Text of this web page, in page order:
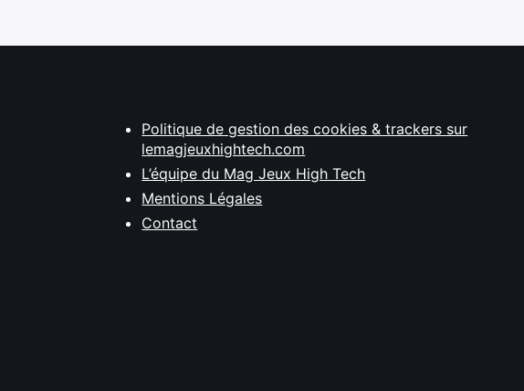
Politique de gestion des cookies & trackers sur
lemagjeuxhightech.com
L’équipe du Mag Jeux High Tech
Mentions Légales
Contact